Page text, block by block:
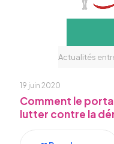
Actualités
19 juin 2020
Comment le
lutter contre la